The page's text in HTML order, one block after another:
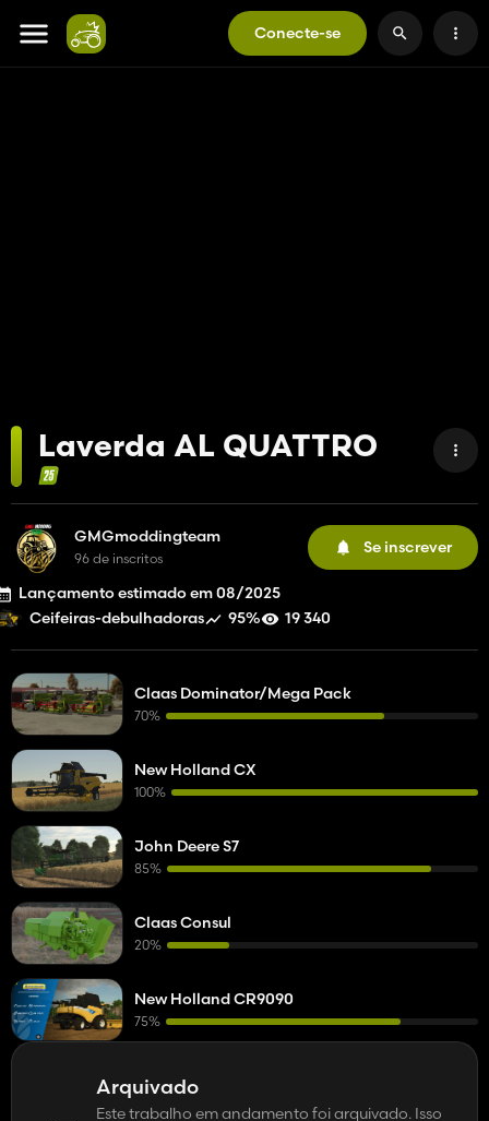
Conecte-se
Laverda AL QUATTRO
GMGmoddingteam
96 de inscritos
Se inscrever
Lançamento estimado em 08/2025
Ceifeiras-debulhadoras
95% 19 340
Arquivado
Este trabalho em andamento foi arquivado. Isso
Claas Dominator/Mega Pack
70%
New Holland CX
100%
John Deere S7
85%
Claas Consul
20%
New Holland CR9090
75%